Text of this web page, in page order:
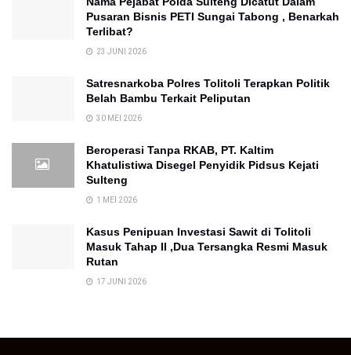
Pusaran Bisnis PETI Sungai Tabong , Benarkah
Terlibat?
23 JUNI 2026
Satresnarkoba Polres Tolitoli Terapkan Politik
Belah Bambu Terkait Peliputan
30 MEI 2026
Beroperasi Tanpa RKAB, PT. Kaltim
Khatulistiwa Disegel Penyidik Pidsus Kejati
Sulteng
1 MEI 2026
Kasus Penipuan Investasi Sawit di Tolitoli
Masuk Tahap II ,Dua Tersangka Resmi Masuk
Rutan
17 JUNI 2026